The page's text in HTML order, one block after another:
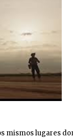
mismos lugares